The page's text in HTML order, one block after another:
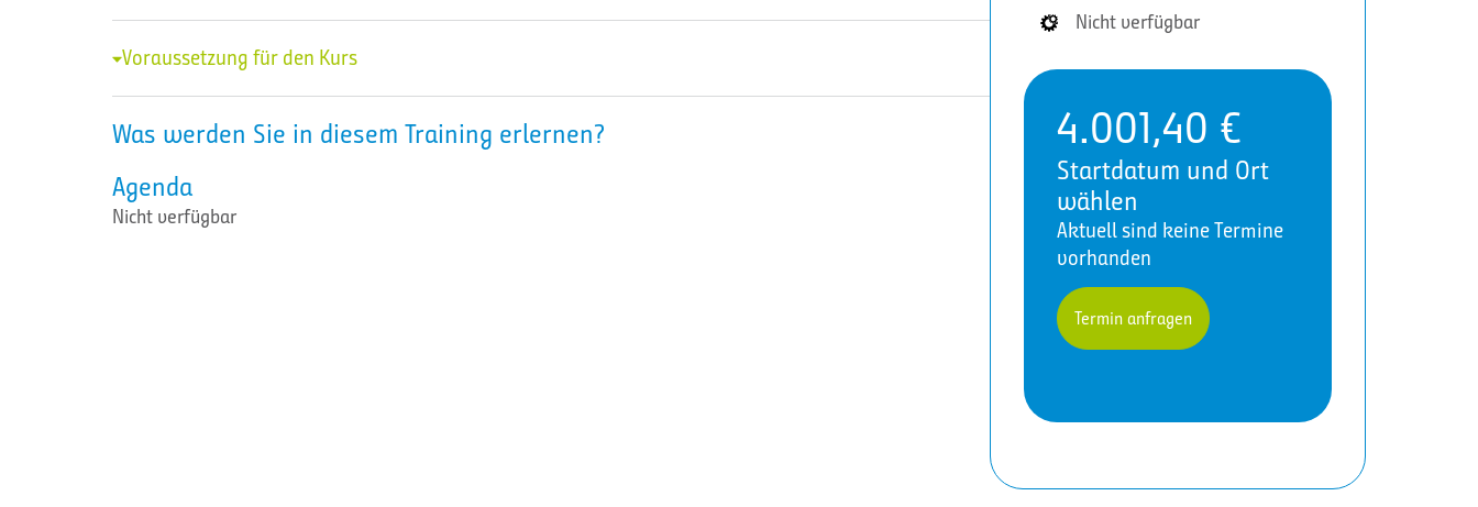
Voraussetzung für den Kurs
Was werden Sie in diesem Training erlernen?
Agenda
Nicht verfügbar
Nicht verfügbar
4.001,40 €
Startdatum und Ort
wählen
Aktuell sind keine Termine
vorhanden
Termin anfragen